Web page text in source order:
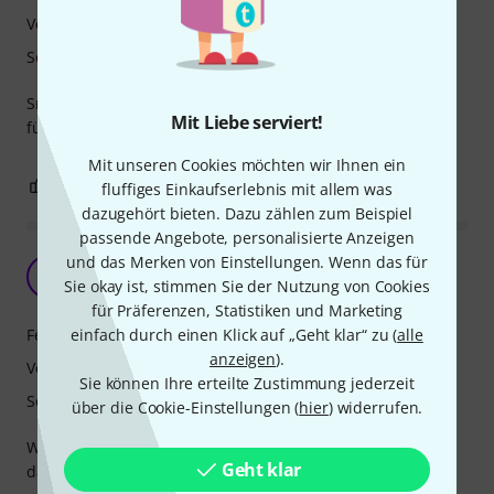
Mit Liebe serviert!
Mit unseren Cookies möchten wir Ihnen ein
fluffiges Einkaufserlebnis mit allem was
dazugehört bieten. Dazu zählen zum Beispiel
passende Angebote, personalisierte Anzeigen
und das Merken von Einstellungen. Wenn das für
Sie okay ist, stimmen Sie der Nutzung von Cookies
für Präferenzen, Statistiken und Marketing
einfach durch einen Klick auf „Geht klar“ zu (alle
anzeigen).
Sie können Ihre erteilte Zustimmung jederzeit
über die Cookie-Einstellungen (hier) widerrufen.
Geht klar
Sm58 klassiker. Immer einsatzbereit. Haltet alles aus. Safe
für Live Vocals vor allem im heavy Bereich.
Verarbeitung
Sound
0 0 BEWERTUNG MELDEN
Preis/Leistung passt
Steffan00 16.04.2026
Wer keine hohen Ansprüche hat, und nur ab und zu mal
das Mikro braucht, ist Es wunderbar!
Features
Verarbeitung
Sound